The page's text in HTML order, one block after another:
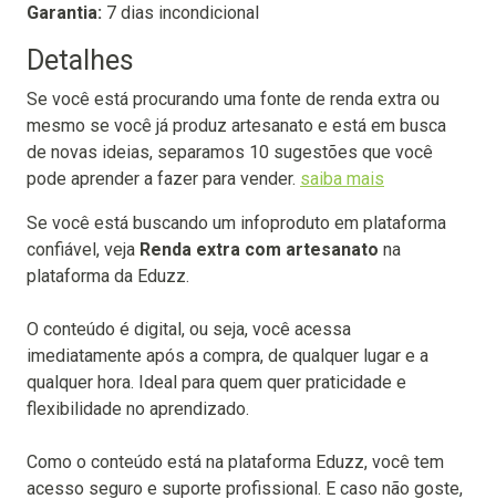
Garantia: 7 dias incondicional
Detalhes
Se você está procurando uma fonte de renda extra ou
mesmo se você já produz artesanato e está em busca
de novas ideias, separamos 10 sugestões que você
pode aprender a fazer para vender. saiba mais
Se você está buscando um infoproduto em plataforma
confiável, veja Renda extra com artesanato na
plataforma da Eduzz.
O conteúdo é digital, ou seja, você acessa
imediatamente após a compra, de qualquer lugar e a
qualquer hora. Ideal para quem quer praticidade e
flexibilidade no aprendizado.
Como o conteúdo está na plataforma Eduzz, você tem
acesso seguro e suporte profissional. E caso não goste,